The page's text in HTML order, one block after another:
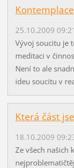
25.10.2009 09:21
Vývoj soucitu je
meditaci v
Není to ale
ideu soucitu v
Která část
18.10.2009
Ze všech našich